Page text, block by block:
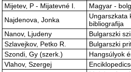
Mijetev, P - Mijatevné I.
Magyar -
Najdenova, Jonka
Ungarszkata
bibliografija
Nanov, Ljudeny
Bulgarszki
Szlavejkov, Petko R.
Bulgarszki
Szondi, Gy (szerk.)
Hangsúlyok
Vlahov, Szergej